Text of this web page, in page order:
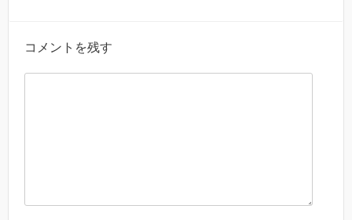
コメントを残す